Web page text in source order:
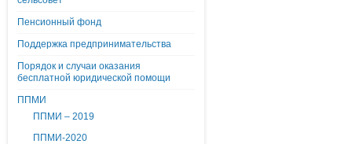
Пенсионный фонд
Поддержка предпринимательства
Порядок и случаи оказания
бесплатной юридической помощи
ППМИ
ППМИ – 2019
ППМИ-2020